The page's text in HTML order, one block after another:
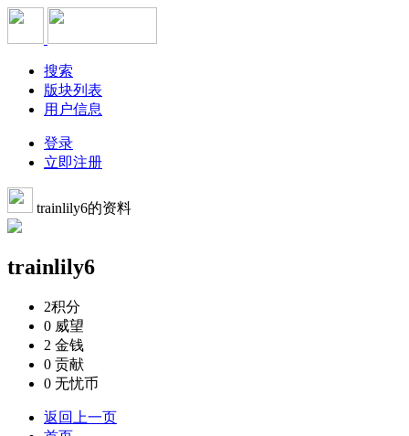
搜索
版块列表
用户信息
登录
立即注册
trainlily6的资料
trainlily6
2积分
0 威望
2 金钱
0 贡献
0 无忧币
返回上一页